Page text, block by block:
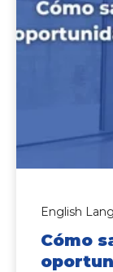
English
Cómo